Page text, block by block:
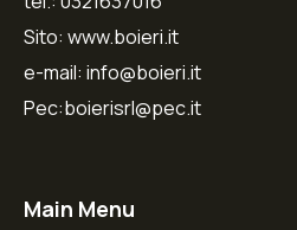
Sito: www.boieri.it
e-mail: info@boieri.it
Pec:boierisrl@pec.it
Main Menu